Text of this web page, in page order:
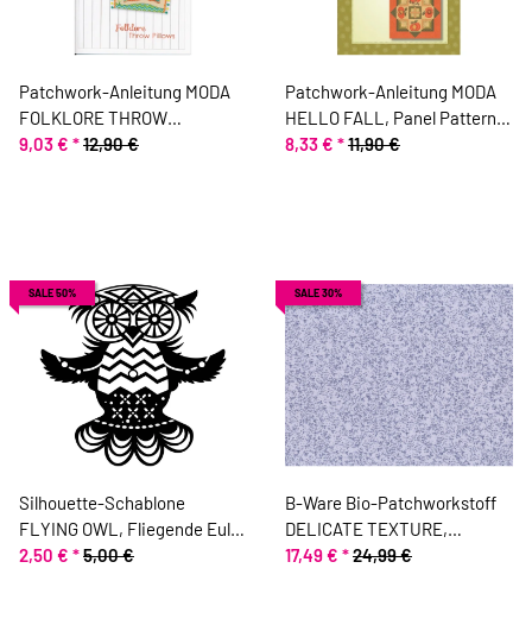
Patchwork-Anleitung MODA
FOLKLORE THROW
PILLOWS, Kissenbezüge,
9,03 € *12,90 €
Patchwork-Anleitung MODA
HELLO FALL, Panel Pattern,
Moda Fabrics
8,33 € *11,90 €
SALE 50%
Silhouette-Schablone
FLYING OWL, Fliegende Eule,
15 x 15 cm
2,50 € *5,00 €
SALE 30%
B-Ware Bio-Patchworkstoff
DELICATE TEXTURE,
Strichelchen, helles lilablau-
17,49 € *24,99 €